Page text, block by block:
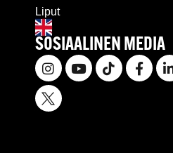
Liput
SOSIAALINEN MEDIA